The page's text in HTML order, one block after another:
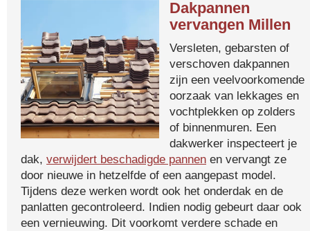
Dakpannen
vervangen Millen
Versleten, gebarsten of
verschoven dakpannen
zijn een veelvoorkomende
oorzaak van lekkages en
vochtplekken op zolders
of binnenmuren. Een
dakwerker inspecteert je
dak, verwijdert beschadigde pannen en vervangt ze
door nieuwe in hetzelfde of een aangepast model.
Tijdens deze werken wordt ook het onderdak en de
panlatten gecontroleerd. Indien nodig gebeurt daar ook
een vernieuwing. Dit voorkomt verdere schade en